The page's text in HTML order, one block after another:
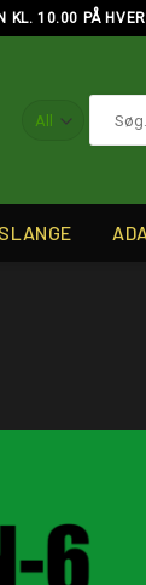
KL. 10.00 PÅ
efter:
SLANGE